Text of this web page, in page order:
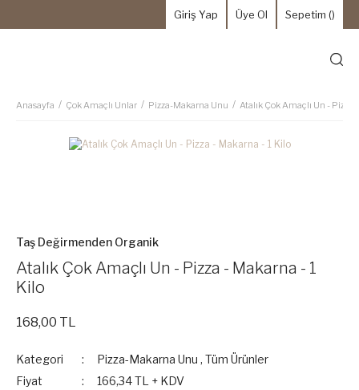
Giriş Yap Üye Ol Sepetim ()
Anasayfa Çok Amaçlı Unlar Pizza-Makarna Unu Atalık Çok Amaçlı Un - Pizza
Taş Değirmenden Organik
Atalık Çok Amaçlı Un - Pizza - Makarna - 1
Kilo
168,00 TL
Kategori Pizza-Makarna Unu , Tüm Ürünler
Fiyat
166,34 TL + KDV